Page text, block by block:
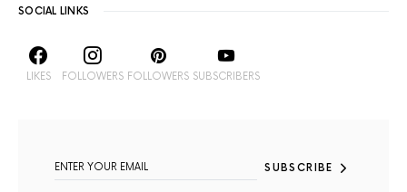
SOCIAL LINKS
LIKES FOLLOWERS FOLLOWERS SUBSCRIBERS
SUBSCRIBE